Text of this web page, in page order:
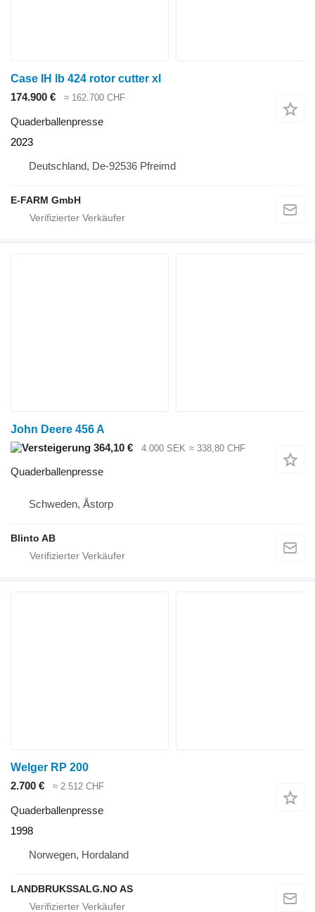
Case IH lb 424 rotor cutter xl
174.900 €
≈ 162.700 CHF
Quaderballenpresse
2023
Deutschland, De-92536 Pfreimd
E-FARM GmbH
John Deere 456 A
364,10 €
4.000 SEK ≈ 338,80 CHF
Quaderballenpresse
Schweden, Åstorp
Blinto AB
Welger RP 200
2.700 €
≈ 2.512 CHF
Quaderballenpresse
1998
Norwegen, Hordaland
LANDBRUKSSALG.NO AS